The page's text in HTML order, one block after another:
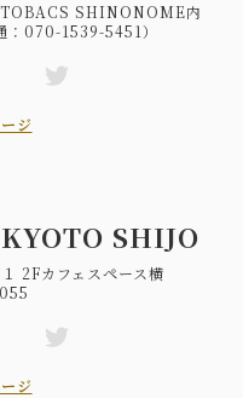
SHINONOME内
070-1539-5451）
ジ
SHIJO
2Fカフェスペース横
ジ